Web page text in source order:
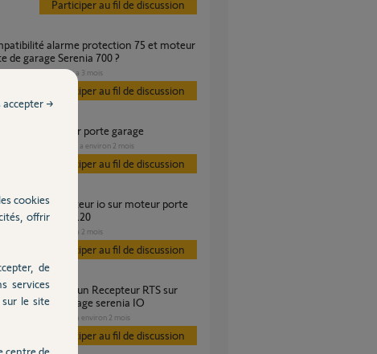
Participer au fil de discussion
de garage Serenia 700 ?
GARAGE il y a 3 mois
Participer au fil de discussion
moteur porte garage
il y a environ 2 mois
Participer au fil de discussion
BFT TIR 60-120
il y a 2 mois
Participer au fil de discussion
porte de garage serenia IO
il y a environ 2 mois
Participer au fil de discussion
cookies
offrir
de
services
le site
centre de
accepter →